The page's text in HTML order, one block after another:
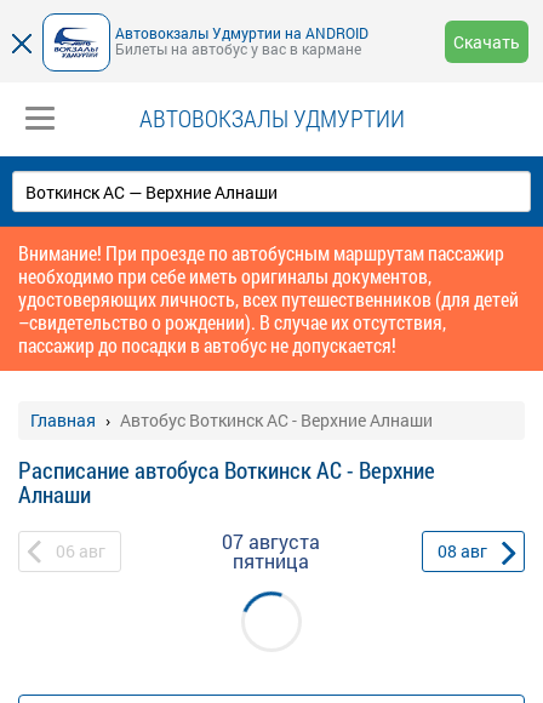
Автовокзалы Удмуртии на ANDROID
Билеты на автобус у вас в кармане
Скачать
АВТОВОКЗАЛЫ УДМУРТИИ
Внимание! При проезде по автобусным маршрутам пассажир
необходимо при себе иметь оригиналы документов,
удостоверяющих личность, всех путешественников (для детей
–свидетельство о рождении). В случае их отсутствия,
пассажир до посадки в автобус не допускается!
Главная Автобус Воткинск АС - Верхние Алнаши
Расписание автобуса Воткинск АС - Верхние
Алнаши
06 авг 07 августа
пятница 08 авг